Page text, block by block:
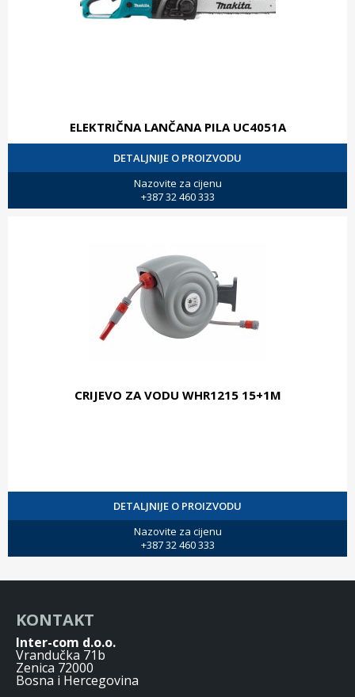
ELEKTRIČNA LANČANA PILA UC4051A
DETALJNIJE O PROIZVODU
Nazovite za cijenu
+387 32 460 333
CRIJEVO ZA VODU WHR1215 15+1M
DETALJNIJE O PROIZVODU
Nazovite za cijenu
+387 32 460 333
KONTAKT
Inter-com d.o.o.
Vrandučka 71b
Zenica 72000
Bosna i Hercegovina